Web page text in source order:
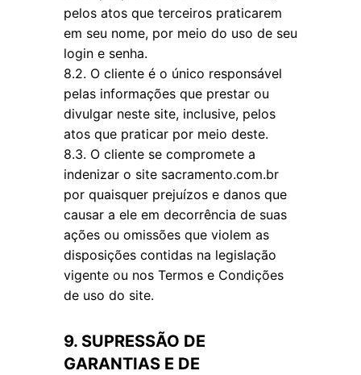
pelos atos que terceiros praticarem
em seu nome, por meio do uso de seu
login e senha.
8.2. O cliente é o único responsável
pelas informações que prestar ou
divulgar neste site, inclusive, pelos
atos que praticar por meio deste.
8.3. O cliente se compromete a
indenizar o site sacramento.com.br
por quaisquer prejuízos e danos que
causar a ele em decorrência de suas
ações ou omissões que violem as
disposições contidas na legislação
vigente ou nos Termos e Condições
de uso do site.
9. SUPRESSÃO DE
GARANTIAS E DE